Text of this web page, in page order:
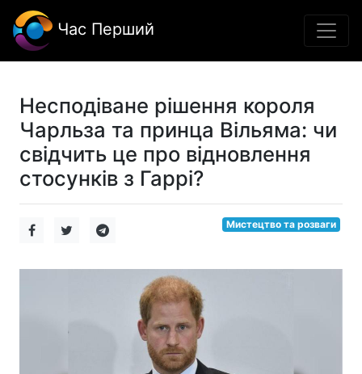
Час Перший
Несподіване рішення короля
Чарльза та принца Вільяма: чи
свідчить це про відновлення
стосунків з Гаррі?
Мистецтво та розваги